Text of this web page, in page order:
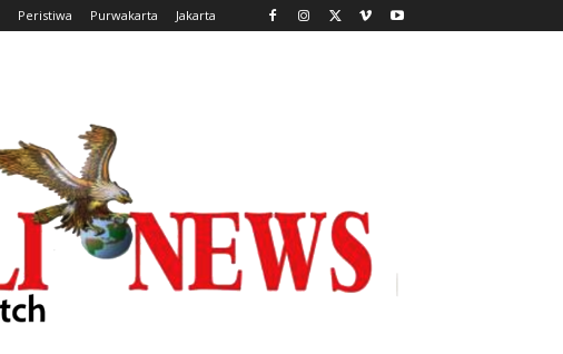
Peristiwa Purwakarta Jakarta